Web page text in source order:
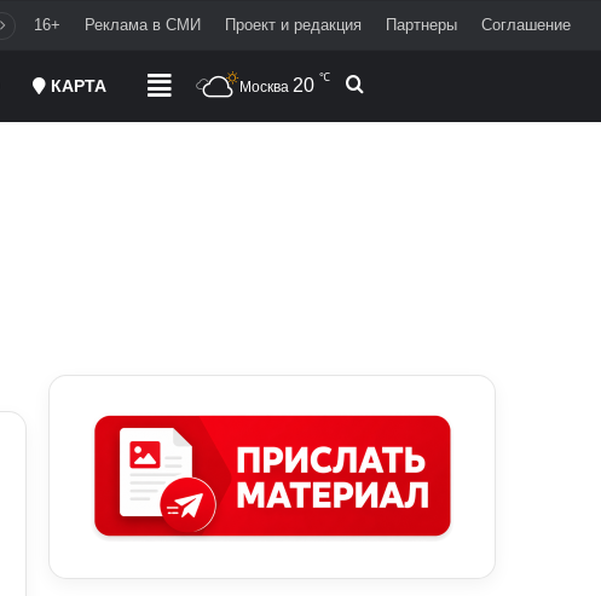
16+ Реклама в СМИ Проект и редакция Партнеры Соглашение
КАРТА РАЗДЕЛЫМосква 20 ℃